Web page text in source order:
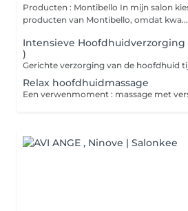
Producten : Montibello In mijn salon
producten van Montibello, omdat kwa...
Intensieve Hoofdhuidverzorging
)
Relax hoofdhuidmassage